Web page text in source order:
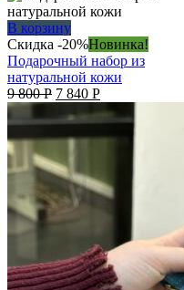
В корзину
Скидка -20%Новинка!
Подарочный набор из
натуральной кожи
9 800Р Original
was:
9
800 руб..
7 840 РCurrent
price
is:
7
840 руб..